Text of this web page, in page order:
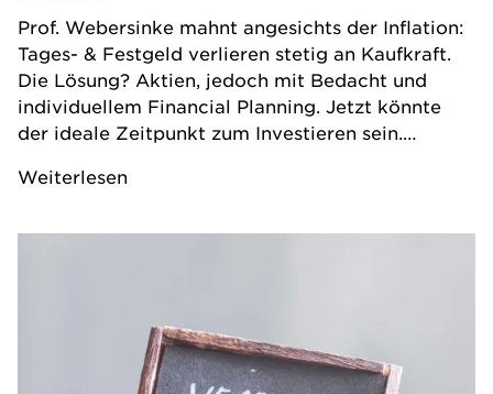
Prof. Webersinke mahnt angesichts der Inflation:
Tages- & Festgeld verlieren stetig an Kaufkraft.
Die Lösung? Aktien, jedoch mit Bedacht und
individuellem Financial Planning. Jetzt könnte
der ideale Zeitpunkt zum Investieren sein.
bieten, um Vermögen vor der Inflation zu
Weiterlesen